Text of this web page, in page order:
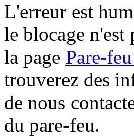
L'erreur est
le blocage
la page Pare-
trouverez des
de nous
du pare-feu.